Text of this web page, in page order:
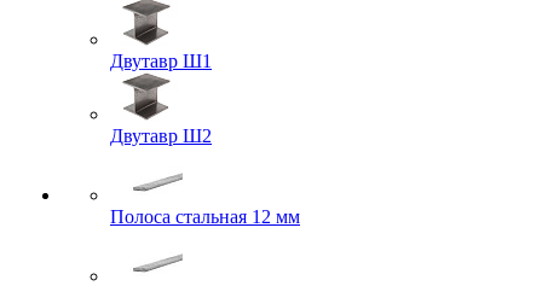
Двутавр Ш1
Двутавр Ш2
Полоса стальная 12 мм